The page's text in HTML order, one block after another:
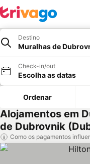
Destino
Muralhas de
Check-in/out
Escolha as datas
Ordenar
Alojamentos em
de Dubrovnik
Como os pagamentos